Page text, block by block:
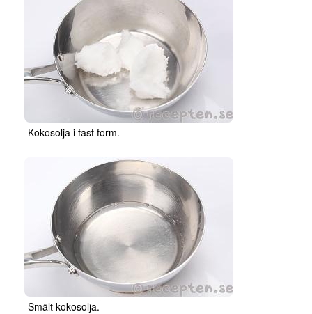
Kokosolja i fast form.
Smält kokosolja.